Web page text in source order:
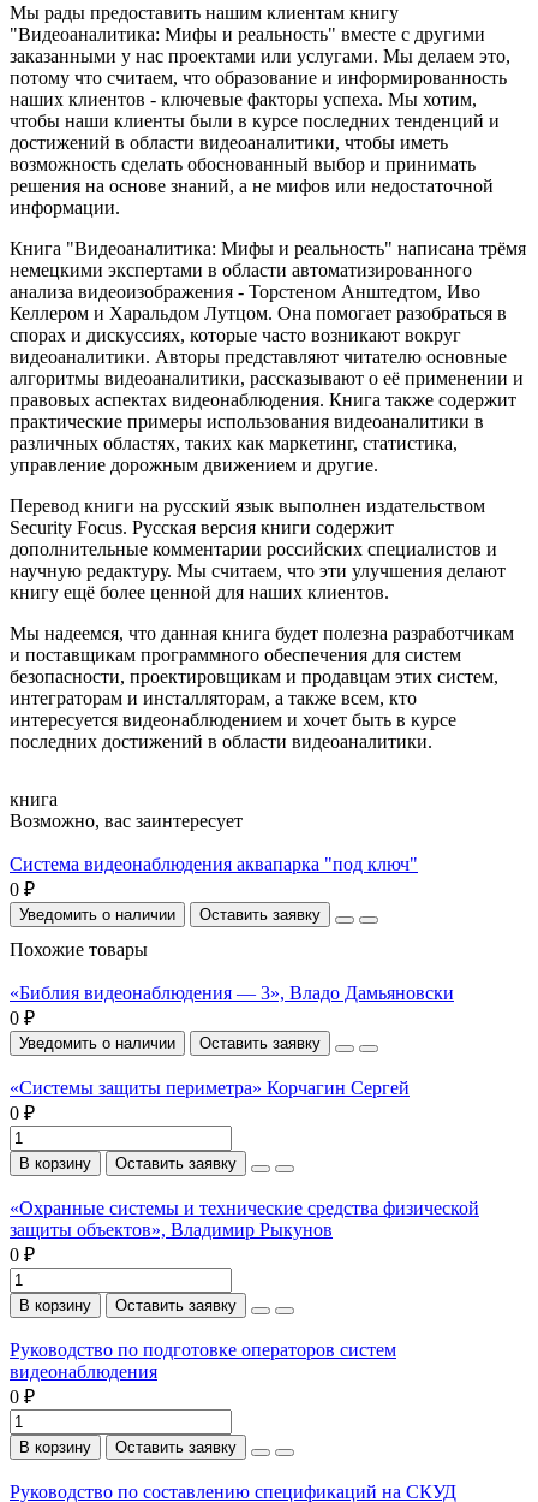
Мы рады предоставить нашим клиентам книгу
"Видеоаналитика: Мифы и реальность" вместе с другими
заказанными у нас проектами или услугами. Мы делаем это,
потому что считаем, что образование и информированность
наших клиентов - ключевые факторы успеха. Мы хотим,
чтобы наши клиенты были в курсе последних тенденций и
достижений в области видеоаналитики, чтобы иметь
возможность сделать обоснованный выбор и принимать
решения на основе знаний, а не мифов или недостаточной
информации.
Книга "Видеоаналитика: Мифы и реальность" написана трёмя
немецкими экспертами в области автоматизированного
анализа видеоизображения - Торстеном Анштедтом, Иво
Келлером и Харальдом Лутцом. Она помогает разобраться в
спорах и дискуссиях, которые часто возникают вокруг
видеоаналитики. Авторы представляют читателю основные
алгоритмы видеоаналитики, рассказывают о её применении и
правовых аспектах видеонаблюдения. Книга также содержит
практические примеры использования видеоаналитики в
различных областях, таких как маркетинг, статистика,
управление дорожным движением и другие.
Перевод книги на русский язык выполнен издательством
Security Focus. Русская версия книги содержит
дополнительные комментарии российских специалистов и
научную редактуру. Мы считаем, что эти улучшения делают
книгу ещё более ценной для наших клиентов.
Мы надеемся, что данная книга будет полезна разработчикам
и поставщикам программного обеспечения для систем
безопасности, проектировщикам и продавцам этих систем,
интеграторам и инсталляторам, а также всем, кто
интересуется видеонаблюдением и хочет быть в курсе
последних достижений в области видеоаналитики.
книга
Возможно, вас заинтересует
Система видеонаблюдения аквапарка "под ключ"
0 ₽
Уведомить о наличии Оставить заявку
Похожие товары
«Библия видеонаблюдения — 3», Владо Дамьяновски
0 ₽
Уведомить о наличии Оставить заявку
«Системы защиты периметра» Корчагин Сергей
0 ₽
В корзину Оставить заявку
«Охранные системы и технические средства физической
защиты объектов», Владимир Рыкунов
0 ₽
В корзину Оставить заявку
Руководство по подготовке операторов систем
видеонаблюдения
0 ₽
В корзину Оставить заявку
Руководство по составлению спецификаций на СКУД